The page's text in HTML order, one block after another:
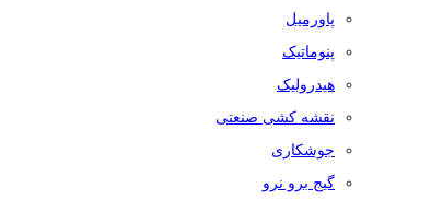
پاورمیل
پنوماتیک
هیدرولیک
نقشه کشی صنعتی
جوشکاری
گیج برو نرو